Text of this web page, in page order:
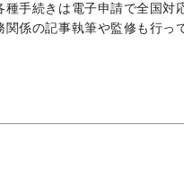
種手続きは電子申請で全国対
関係の記事執筆や監修も行っ